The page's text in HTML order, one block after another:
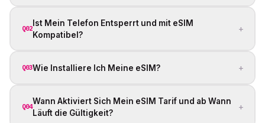
Q02
Ist Mein Telefon Entsperrt und mit eSIM
Kompatibel?
+
Q03Wie Installiere Ich Meine eSIM? +
Q04
Wann Aktiviert Sich Mein eSIM Tarif und ab Wann
Läuft die Gültigkeit?
+